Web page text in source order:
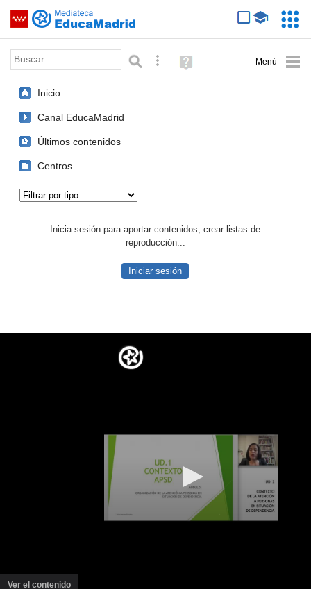
Saltar navegación
Palabra o frase: Búsqueda avanzada
Ayuda
(en
Inicio
Canal EducaMadrid
Últimos contenidos
Centros
Inicia sesión para aportar contenidos, crear listas de
reproducción...
Iniciar sesión
Ver el contenido